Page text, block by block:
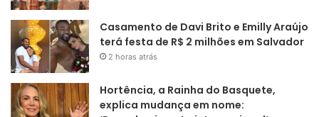
Casamento de Davi Brito e Emilly Araújo
terá festa de R$ 2 milhões em Salvador
2 horas atrás
Hortência, a Rainha do Basquete,
explica mudança em nome: